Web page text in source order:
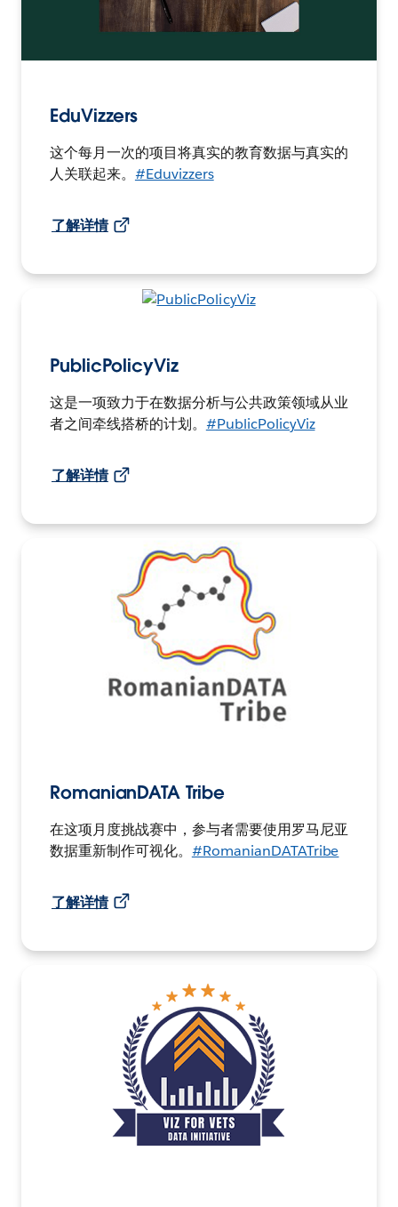
EduVizzers
这个每月一次的项目将真实的教育数据与真实的
人关联起来。 #Eduvizzers
了解详情
PublicPolicyViz
这是一项致力于在数据分析与公共政策领域从业
者之间牵线搭桥的计划。 #PublicPolicyViz
了解详情
RomanianDATA Tribe
在这项月度挑战赛中，参与者需要使用罗马尼亚
数据重新制作可视化。 #RomanianDATATribe
了解详情